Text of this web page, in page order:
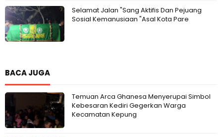
Selamat Jalan "Sang Aktifis Dan Pejuang
Sosial Kemanusiaan "Asal Kota Pare
BACA JUGA
Temuan Arca Ghanesa Menyerupai Simbol
Kebesaran Kediri Gegerkan Warga
Kecamatan Kepung